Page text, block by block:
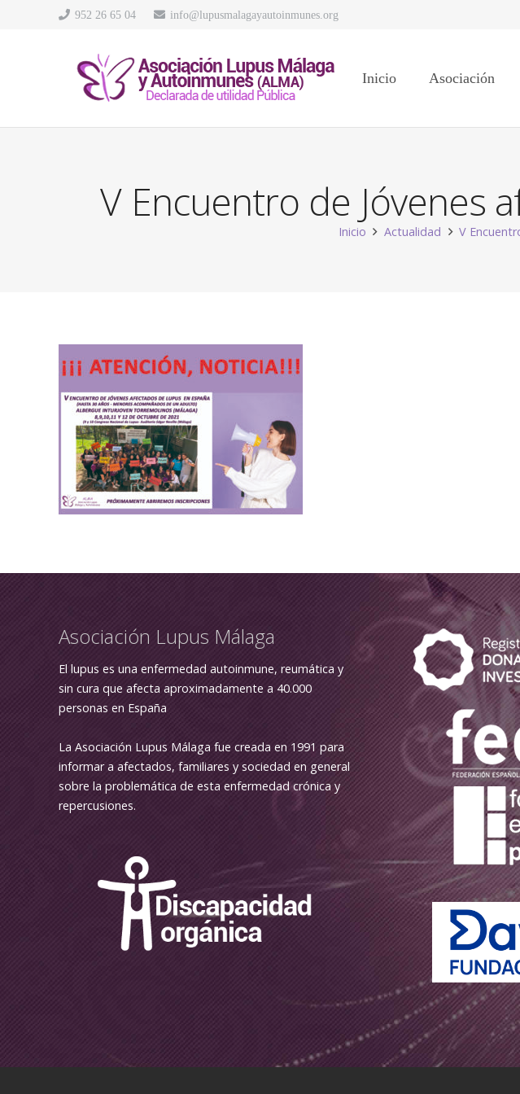
952 26 65 04 info@lupusmalagayautoinmunes.org
Inicio Asociación
V Encuentro de Jóvenes
Inicio Actualidad V
Asociación Lupus Málaga
El lupus es una enfermedad autoinmune, reumática y
sin cura que afecta aproximadamente a 40.000
personas en España
La Asociación Lupus Málaga fue creada en 1991 para
informar a afectados, familiares y sociedad en general
sobre la problemática de esta enfermedad crónica y
repercusiones.